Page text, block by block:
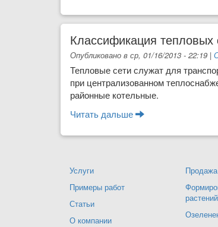
Классификация тепловых
Опубликовано в ср, 01/16/2013 - 22:19 |
Тепловые сети служат для
при централизованном
районные котельные.
Читать дальше
Услуги
Примеры работ
Статьи
О компании